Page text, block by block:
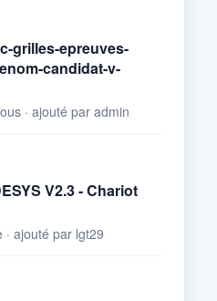
grilles-epreuves-
candidat-v-
· ajouté par admin
V2.3 - Chariot
ajouté par lgt29